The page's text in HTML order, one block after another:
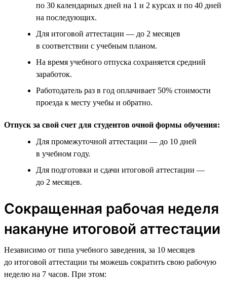
по 30 календарных дней на 1 и 2 курсах и по 40 дней
на последующих.
Для итоговой аттестации — до 2 месяцев
в соответствии с учебным планом.
На время учебного отпуска сохраняется средний
заработок.
Работодатель раз в год оплачивает 50% стоимости
проезда к месту учебы и обратно.
Отпуск за свой счет для студентов очной формы обучения:
Для промежуточной аттестации — до 10 дней
в учебном году.
Для подготовки и сдачи итоговой аттестации —
до 2 месяцев.
Сокращенная рабочая неделя
накануне итоговой аттестации
Независимо от типа учебного заведения, за 10 месяцев
до итоговой аттестации ты можешь сократить свою рабочую
неделю на 7 часов. При этом: